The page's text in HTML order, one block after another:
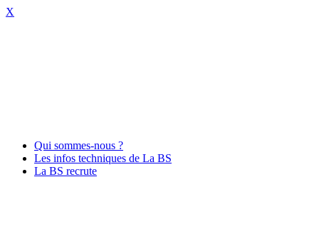
X
Qui sommes-nous ?
Les infos techniques de La BS
La BS recrute